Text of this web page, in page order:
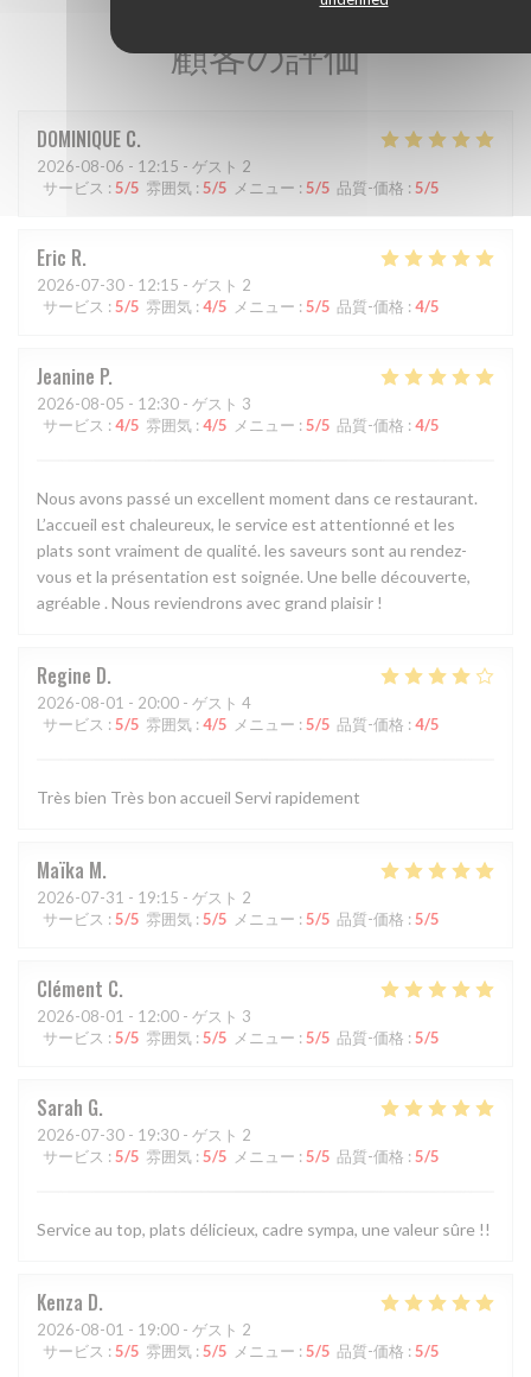
顧客の評価
DOMINIQUE C
2026-08-06 - 12:15 - ゲスト 2
サービス : 5/5 雰囲気 : 5/5 メニュー : 5/5 品質-価格 : 5/5
Eric R
2026-07-30 - 12:15 - ゲスト 2
サービス : 5/5 雰囲気 : 4/5 メニュー : 5/5 品質-価格 : 4/5
Jeanine P
2026-08-05 - 12:30 - ゲスト 3
サービス : 4/5 雰囲気 : 4/5 メニュー : 5/5 品質-価格 : 4/5
Nous avons passé un excellent moment dans ce restaurant.
L’accueil est chaleureux, le service est attentionné et les
plats sont vraiment de qualité. les saveurs sont au rendez-
vous et la présentation est soignée. Une belle découverte,
agréable . Nous reviendrons avec grand plaisir !
Regine D
2026-08-01 - 20:00 - ゲスト 4
サービス : 5/5 雰囲気 : 4/5 メニュー : 5/5 品質-価格 : 4/5
Très bien Très bon accueil Servi rapidement
Maïka M
2026-07-31 - 19:15 - ゲスト 2
サービス : 5/5 雰囲気 : 5/5 メニュー : 5/5 品質-価格 : 5/5
Clément C
2026-08-01 - 12:00 - ゲスト 3
サービス : 5/5 雰囲気 : 5/5 メニュー : 5/5 品質-価格 : 5/5
Sarah G
2026-07-30 - 19:30 - ゲスト 2
サービス : 5/5 雰囲気 : 5/5 メニュー : 5/5 品質-価格 : 5/5
Service au top, plats délicieux, cadre sympa, une valeur sûre !!
Kenza D
2026-08-01 - 19:00 - ゲスト 2
サービス : 5/5 雰囲気 : 5/5 メニュー : 5/5 品質-価格 : 5/5